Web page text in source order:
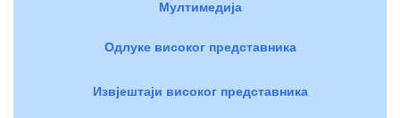
Мултимедија
Одлуке високог представника
Извјештаји високог представника